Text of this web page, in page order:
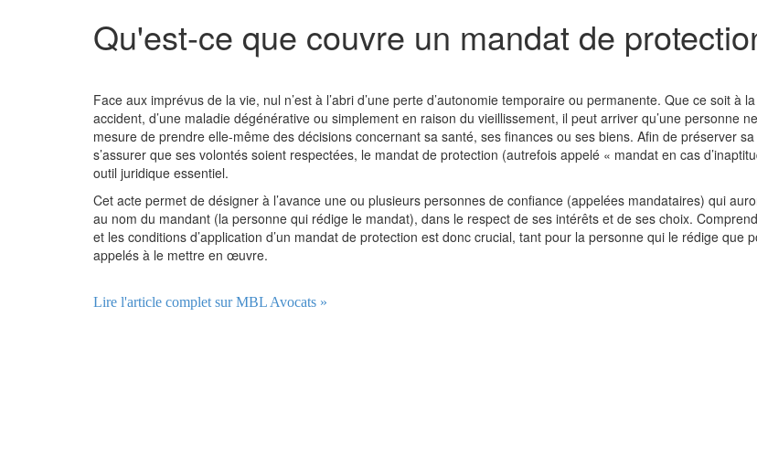
Qu'est-ce que couvre un mandat de
Face aux imprévus de la vie, nul n’est à l’abri d’une perte d’autonomie temporaire ou permanente. Que ce soit à la
accident, d’une maladie dégénérative ou simplement en raison du vieillissement, il peut arriver qu’une personne
mesure de prendre elle-même des décisions concernant sa santé, ses finances ou ses biens. Afin de préserver
s’assurer que ses volontés soient respectées, le mandat de protection (autrefois appelé « mandat en cas
outil juridique essentiel.
Cet acte permet de désigner à l’avance une ou plusieurs personnes de confiance (appelées mandataires) qui
au nom du mandant (la personne qui rédige le mandat), dans le respect de ses intérêts et de ses choix.
et les conditions d’application d’un mandat de protection est donc crucial, tant pour la personne qui le rédige que
appelés à le mettre en œuvre.
Lire l'article complet sur MBL Avocats »